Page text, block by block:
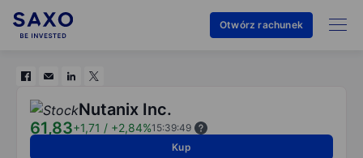
Otwórz rachunek
Nutanix Inc.
61,83+1,71 / +2,84%15:39:49
Kup